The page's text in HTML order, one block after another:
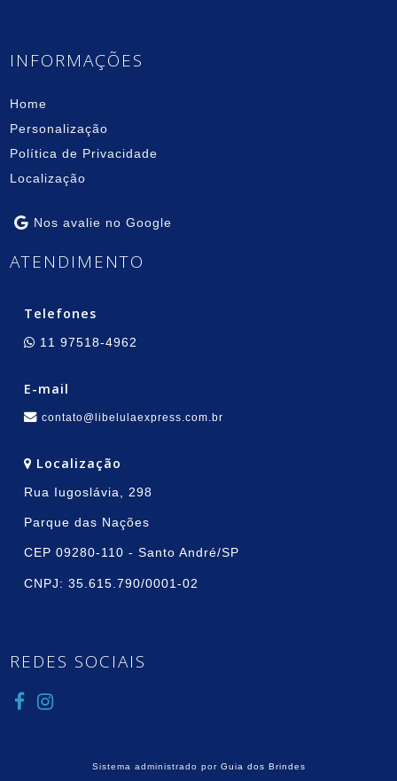
INFORMAÇÕES
Home
Personalização
Política de Privacidade
Localização
Nos avalie no Google
ATENDIMENTO
Telefones
11 97518-4962
E-mail
contato@libelulaexpress.com.br
Localização
Rua Iugoslávia, 298
Parque das Nações
CEP 09280-110 - Santo André/SP
CNPJ: 35.615.790/0001-02
REDES SOCIAIS
Sistema administrado por Guia dos Brindes